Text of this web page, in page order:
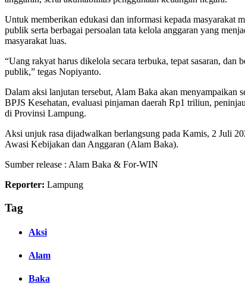
Untuk memberikan edukasi dan informasi kepada masyarakat
publik serta berbagai persoalan tata kelola anggaran yang
masyarakat luas.
“Uang rakyat harus dikelola secara terbuka, tepat sasaran,
publik,” tegas Nopiyanto.
Dalam aksi lanjutan tersebut, Alam Baka akan menyampaikan
BPJS Kesehatan, evaluasi pinjaman daerah Rp1 triliun,
di Provinsi Lampung.
Aksi unjuk rasa dijadwalkan berlangsung pada Kamis, 2 Juli
Awasi Kebijakan dan Anggaran (Alam Baka).
Sumber release : Alam Baka & For-WIN
Reporter: Lampung
Tag
Aksi
Alam
Baka